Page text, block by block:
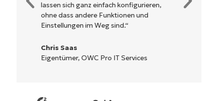
klar beschrieben, einfach zu verstehen und
die Benutzeroberfläche ist leicht zu
bedienen.
Ryan Reiffenberger
Reiffenberger.NET Technology Solutions